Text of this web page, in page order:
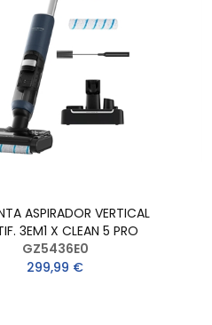
ASPIRADOR VERTICAL
3EM1 X CLEAN 5 PRO
GZ5436E0
299,99 €